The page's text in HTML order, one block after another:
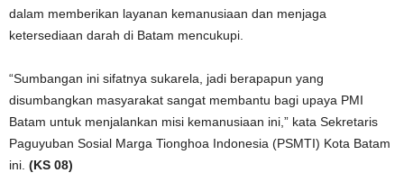
dalam memberikan layanan kemanusiaan dan menjaga
ketersediaan darah di Batam mencukupi.
“Sumbangan ini sifatnya sukarela, jadi berapapun yang
disumbangkan masyarakat sangat membantu bagi upaya PMI
Batam untuk menjalankan misi kemanusiaan ini,” kata Sekretaris
Paguyuban Sosial Marga Tionghoa Indonesia (PSMTI) Kota Batam
ini. (KS 08)